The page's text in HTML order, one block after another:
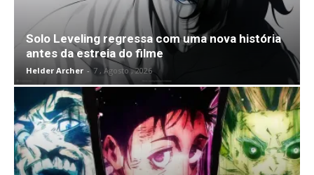
Solo Leveling regressa com uma nova história
antes da estreia do filme
Helder Archer - 7 , Agosto , 2026